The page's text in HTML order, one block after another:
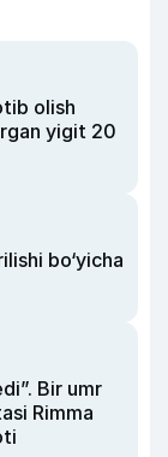
olish
yigit 20
bo‘yicha
Bir umr
Rimma